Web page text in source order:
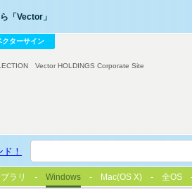
「Vector」
クターサイン
！
Vector HOLDINGS Corporate Site
ラリ Windows Mac(OS X) 全OS